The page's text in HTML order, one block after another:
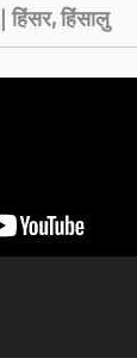
हिंसर, हिंसालु